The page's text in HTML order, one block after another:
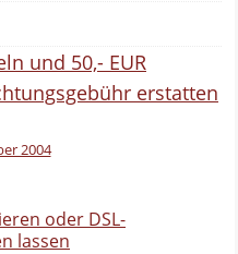
2004
oder DSL-
lassen